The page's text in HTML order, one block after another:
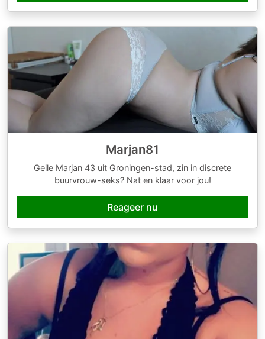
Marjan81
Geile Marjan 43 uit Groningen-stad, zin in discrete
buurvrouw-seks? Nat en klaar voor jou!
Reageer nu